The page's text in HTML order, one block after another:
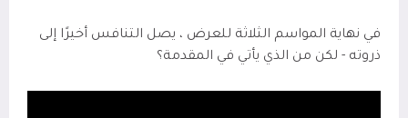
في نهاية المواسم الثلاثة للعرض ، يصل التنافس أخيرًا إلى
ذروته - لكن من الذي يأتي في المقدمة؟